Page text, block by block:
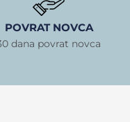
POVRAT NOVCA
dana povrat novca